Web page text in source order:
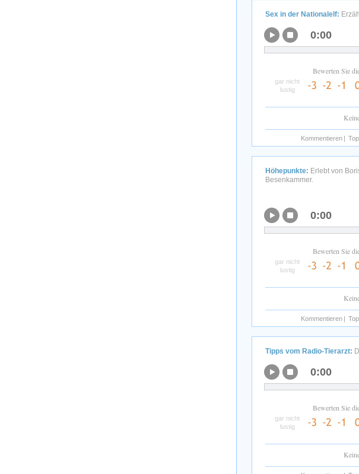
Sex in der Nationalelf:
0:00
Bewerten Sie
gar nicht
lustig
Kommentieren |
Höhepunkte: Erlebt von
Besenkammer.
0:00
Bewerten Sie
gar nicht
lustig
Kommentieren |
Tipps vom Radio-Tierarzt:
0:00
Bewerten Sie
gar nicht
lustig